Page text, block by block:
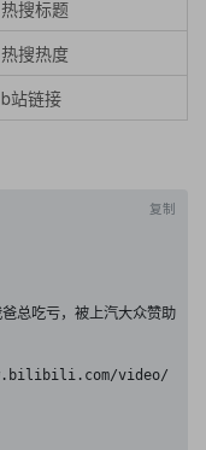
热搜标题
热搜热度
b站链接
复制